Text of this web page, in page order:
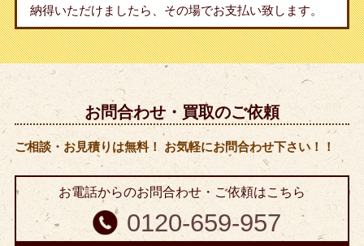
納得いただけましたら、その場でお支払い致します。
お問合わせ・買取のご依頼
ご相談・お見積りは無料！ お気軽にお問合わせ下さい！！
お電話からのお問合わせ・ご依頼はこちら
0120-659-957